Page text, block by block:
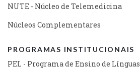
NUTE - Núcleo de Telemedicina
Núcleos Complementares
PROGRAMAS INSTITUCIONAIS
PEL - Programa de Ensino de Línguas